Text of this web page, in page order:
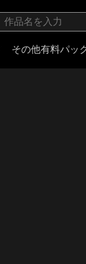
その他有料パッ